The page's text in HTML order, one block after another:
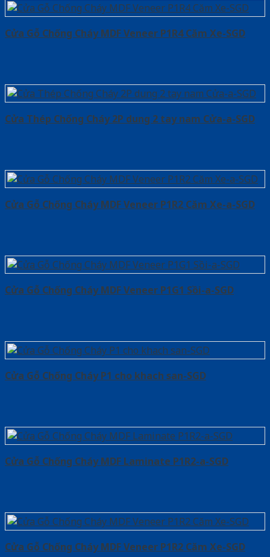
Cửa Gỗ Chống Cháy MDF Veneer P1R4 Căm Xe-SGD
Cửa Thép Chống Cháy 2P dung 2 tay nam Cửa-a-SGD
Cửa Gỗ Chống Cháy MDF Veneer P1R2 Căm Xe-a-SGD
Cửa Gỗ Chống Cháy MDF Veneer P1G1 Sồi-a-SGD
Cửa Gỗ Chống Cháy P1 cho khach san-SGD
Cửa Gỗ Chống Cháy MDF Laminate P1R2-a-SGD
Cửa Gỗ Chống Cháy MDF Veneer P1R2 Căm Xe-SGD